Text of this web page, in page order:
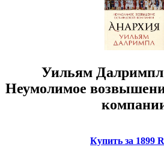
Уильям
Неумолимое
Купить за 1899